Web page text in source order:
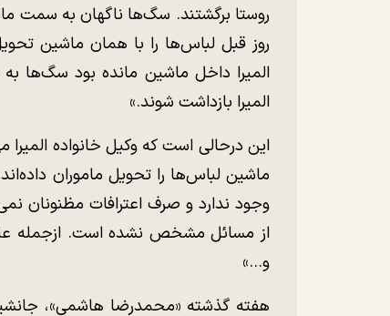
روستا برگشتند. سگ‌ها ناگهان به سمت
روز قبل لباس‌ها را با همان ماشین
المیرا داخل ماشین مانده بود سگ‌ها
المیرا بازداشت شوند.»
این درحالی است که وکیل خانواده المیرا
ماشین لباس‌ها را تحویل ماموران
وجود ندارد و صرف اعترافات مظنونان
از مسائل مشخص نشده است. ازجمله
و...»
هفته گذشته «محمدرضا هاشمی»،